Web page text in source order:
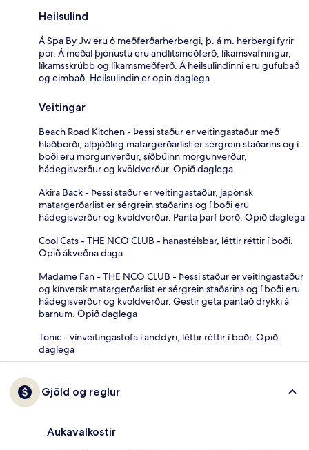
Heilsulind
Á Spa By Jw eru 6 meðferðarherbergi, þ. á m. herbergi fyrir
pör. Á meðal þjónustu eru andlitsmeðferð, líkamsvafningur,
líkamsskrúbb og líkamsmeðferð. Á heilsulindinni eru gufubað
og eimbað. Heilsulindin er opin daglega.
Veitingar
Beach Road Kitchen - Þessi staður er veitingastaður með
hlaðborði, alþjóðleg matargerðarlist er sérgrein staðarins og í
boði eru morgunverður, síðbúinn morgunverður,
hádegisverður og kvöldverður. Opið daglega
Akira Back - Þessi staður er veitingastaður, japönsk
matargerðarlist er sérgrein staðarins og í boði eru
hádegisverður og kvöldverður. Panta þarf borð. Opið daglega
Cool Cats - THE NCO CLUB - hanastélsbar, léttir réttir í boði.
Opið ákveðna daga
Madame Fan - THE NCO CLUB - Þessi staður er veitingastaður
og kínversk matargerðarlist er sérgrein staðarins og í boði eru
hádegisverður og kvöldverður. Gestir geta pantað drykki á
barnum. Opið daglega
Tonic - vínveitingastofa í anddyri, léttir réttir í boði. Opið
daglega
Gjöld og reglur
Aukavalkostir